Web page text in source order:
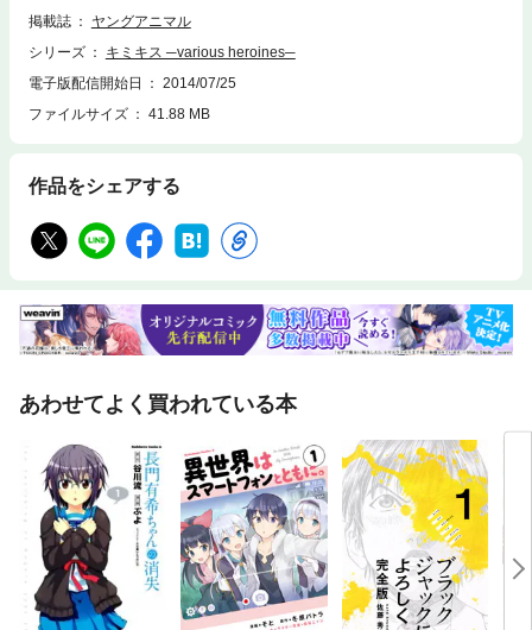
掲載誌
ヤングアニマル
シリーズ
キミキス ─various heroines─
電子版配信開始日
2014/07/25
ファイルサイズ
41.88 MB
作品をシェアする
あわせてよく買われている本